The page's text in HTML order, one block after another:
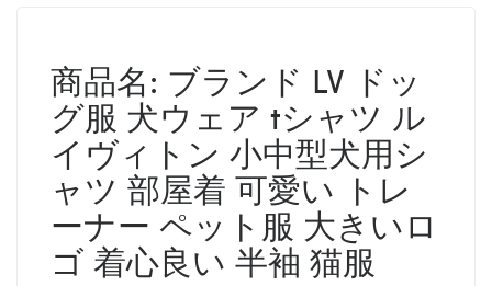
商品名: ブランド LV ドッ
グ服 犬ウェア tシャツ ル
イヴィトン 小中型犬用シ
ャツ 部屋着 可愛い トレ
ーナー ペット服 大きいロ
ゴ 着心良い 半袖 猫服